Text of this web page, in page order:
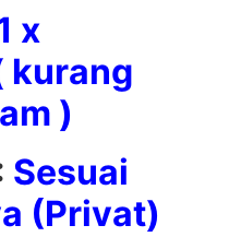
x
kurang
)
Sesuai
(Privat)